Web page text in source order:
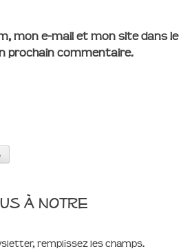
mon e-mail et mon site dans le
prochain commentaire.
à notre
remplissez les champs.